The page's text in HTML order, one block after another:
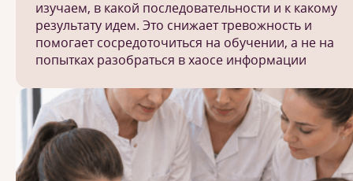
изучаем, в какой последовательности и к какому
результату идем. Это снижает тревожность и
помогает сосредоточиться на обучении, а не на
попытках разобраться в хаосе информации